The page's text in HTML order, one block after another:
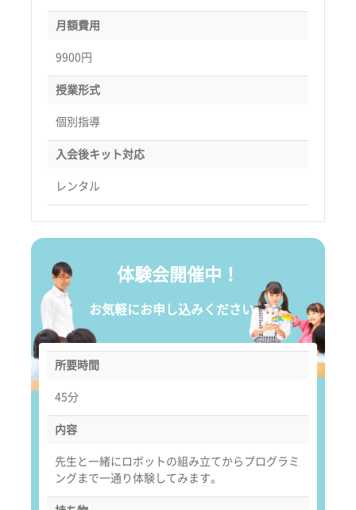
月額費用
9900円
授業形式
個別指導
入会後キット対応
レンタル
体験会開催中！
お気軽にお申し込みください。
所要時間
45分
内容
先生と一緒にロボットの組み立てからプログラミ
ングまで一通り体験してみます。